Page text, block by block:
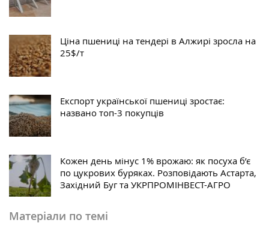
Ціна пшениці на тендері в Алжирі зросла на
25$/т
Експорт української пшениці зростає:
названо топ-3 покупців
Кожен день мінус 1% врожаю: як посуха б’є
по цукрових буряках. Розповідають Астарта,
Західний Буг та УКРПРОМІНВЕСТ-АГРО
Матеріали по темі